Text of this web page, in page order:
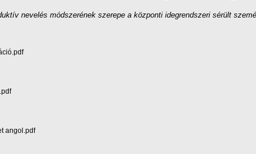
nevelés módszerének szerepe a központi idegrendszeri sérült
angol.pdf